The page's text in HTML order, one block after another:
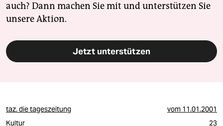
auch? Dann machen Sie mit und unterstützen Sie
unsere Aktion.
Jetzt unterstützen
taz. die tageszeitung vom 11.01.2001
Kultur
23